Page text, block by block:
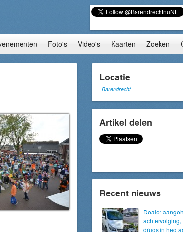
Foto's Video's Kaarten Zoeken
Locatie
Barendrecht
Artikel delen
Recent nieuws
Dealer
achtervolging,
drugs in heg